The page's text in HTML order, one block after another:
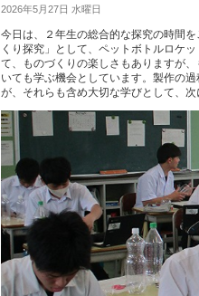
2026年5月27日 水曜日
今日は、２年生の総合的な探究の時間
くり探究」として、ペットボトルロケ
て、ものづくりの楽しさもありますが
いても学ぶ機会としています。製作の
が、それらも含め大切な学びとして、次